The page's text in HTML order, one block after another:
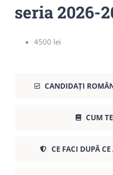
seria 2026-
4500 lei
CANDIDAȚI
CUM
CE FACI DUPĂ